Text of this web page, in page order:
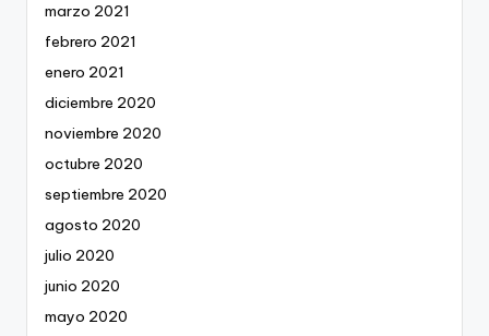
marzo 2021
febrero 2021
enero 2021
diciembre 2020
noviembre 2020
octubre 2020
septiembre 2020
agosto 2020
julio 2020
junio 2020
mayo 2020